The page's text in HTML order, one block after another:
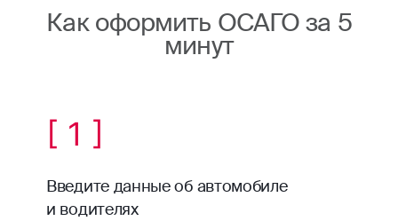
Как оформить ОСАГО за 5
минут
[ 1 ]
Введите данные об автомобиле
и водителях